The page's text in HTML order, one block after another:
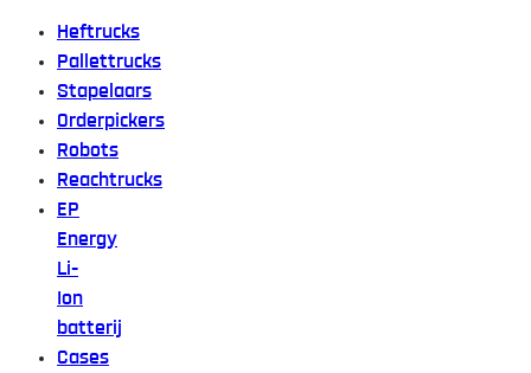
Heftrucks
Pallettrucks
Stapelaars
Orderpickers
Robots
Reachtrucks
EP
Energy
Li-
Ion
batterij
Cases